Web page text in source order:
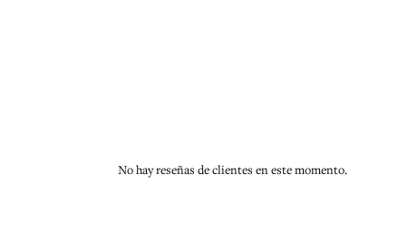
No hay reseñas de clientes en este momento.